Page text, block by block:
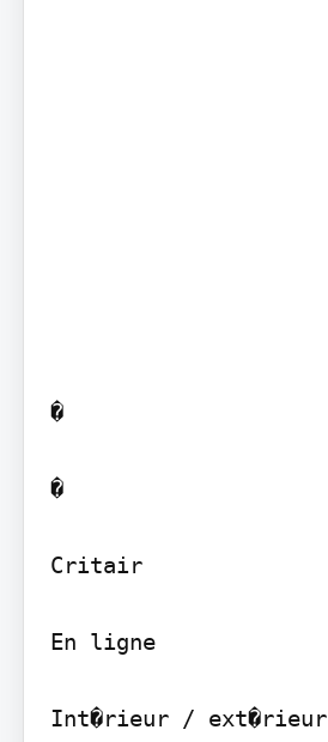
�
�
Critair
En ligne
Int�rieur / ext�rieur